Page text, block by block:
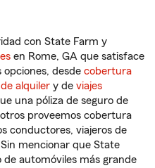
con State Farm y
en Rome, GA que satisface
opciones, desde cobertura
alquiler y de viajes
una póliza de seguro de
proveemos cobertura
conductores, viajeros de
mencionar que State
de automóviles más grande